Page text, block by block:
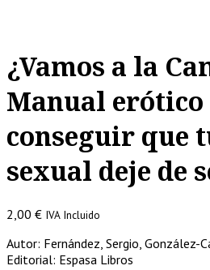
¿Vamos a la
Manual erótico
conseguir que
sexual deje de
2,00 € IVA Incluido
Autor: Fernández, Sergio, González-
Editorial: Espasa Libros